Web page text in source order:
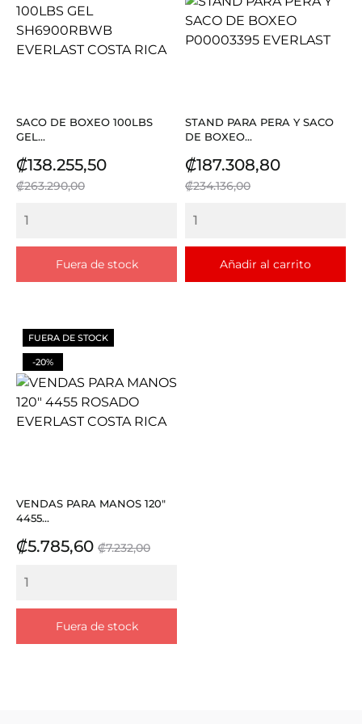
SACO DE BOXEO 100LBS
GEL...
Precio
₡138.255,50Precio
₡263.290,00
Fuera de stock
STAND PARA PERA Y SACO
DE BOXEO...
Precio
₡187.308,80Precio
₡234.136,00
Añadir al carrito
VENDAS PARA MANOS 120"
4455...
Precio
₡5.785,60 Precio
₡7.232,00
Fuera de stock
FUERA DE STOCK
-20%